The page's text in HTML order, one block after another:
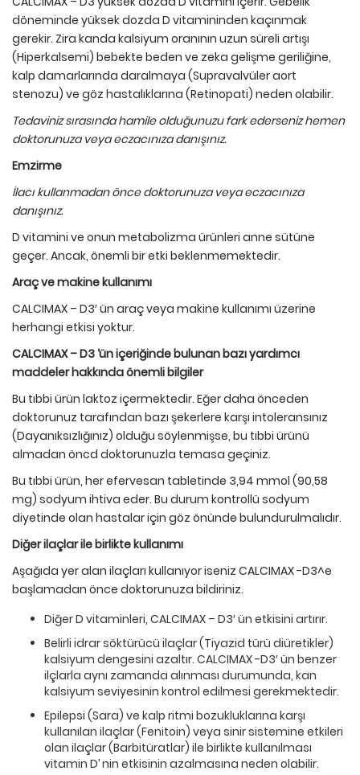
döneminde yüksek dozda D vitamininden kaçınmak
gerekir. Zira kanda kalsiyum oranının uzun süreli artışı
(Hiperkalsemi) bebekte beden ve zeka gelişme geriliğine,
kalp damarlarında daralmaya (Supravalvüler aort
stenozu) ve göz hastalıklarına (Retinopati) neden olabilir.
Tedaviniz sırasında hamile olduğunuzu fark ederseniz hemen
doktorunuza veya eczacınıza danışınız.
Emzirme
İlacı kullanmadanönce doktorunuza veya eczacınıza
danışınız.
D vitamini ve onun metabolizma ürünleri anne sütüne
geçer. Ancak, önemli bir etki beklenmemektedir.
Araçve makine kullanımı
CALCIMAX – D3′ ün araç veya makine kullanımı üzerine
herhangi etkisi yoktur.
CALCIMAX – D3 ‘ün içeriğinde bulunan bazı yardımcı
maddeler hakkındaönemli bilgiler
Bu tıbbi ürün laktoz içermektedir. Eğer daha önceden
doktorunuz tarafından bazı şekerlere karşı intoleransınız
(Dayanıksızlığınız) olduğu söylenmişse, bu tıbbi ürünü
almadan öncd doktorunuzla temasa geçiniz.
Bu tıbbi ürün, her efervesan tabletinde 3,94 mmol (90,58
mg) sodyum ihtiva eder. Bu durum kontrollü sodyum
diyetinde olan hastalar için göz önünde bulundurulmalıdır.
Diğer ilaçlar ile birlikte kullanımı
Aşağıda yer alan ilaçları kullanıyor iseniz CALCIMAX -D3^e
başlamadan önce doktorunuza bildiriniz.
Diğer D vitaminleri, CALCIMAX – D3′ ün etkisini artırır.
Belirli idrar söktürücü ilaçlar (Tiyazid türü diüretikler)
kalsiyum dengesini azaltır. CALCIMAX -D3′ ün benzer
ilçlarla aynı zamanda alınması durumunda, kan
kalsiyum seviyesinin kontrol edilmesi gerekmektedir.
Epilepsi (Sara) ve kalp ritmi bozukluklarına karşı
kullanılan ilaçlar (Fenitoin) veya sinir sistemine etkileri
olan ilaçlar (Barbitüratlar) ile birlikte kullanılması
vitamin D’ nin etkisinin azalmasına neden olabilir.